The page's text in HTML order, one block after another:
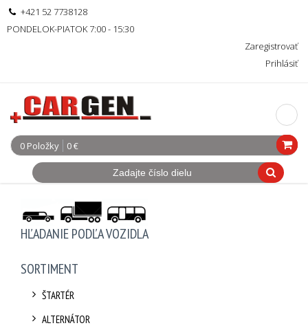
+421 52 7738128
PONDELOK-PIATOK 7:00 - 15:30
Zaregistrovať
Prihlásiť
0 Položky 0 €
HĽADANIE PODĽA VOZIDLA
SORTIMENT
ŠTARTÉR
ALTERNÁTOR